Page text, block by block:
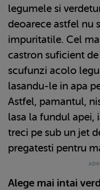
legumele si
deoarece astfel nu
impuritatile. Cel
castron suficient
scufunzi acolo
lasandu-le in apa
Astfel, pamantul,
lasa la fundul apei,
treci pe sub un jet
pregatesti pentru
Alege mai intai